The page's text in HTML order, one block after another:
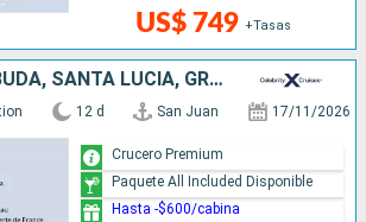
US$ 749 +Tasas
ANTIGUA Y BARBUDA, SANTA LUCIA, GRENADA, BARBADOS, SAN VINCENT Y LAS GRANADINAS, DOMINICA, PUERTO RICO
12 d San Juan 17/11/2026
Crucero Premium
Paquete All Included Disponible
Hasta -$600/cabina